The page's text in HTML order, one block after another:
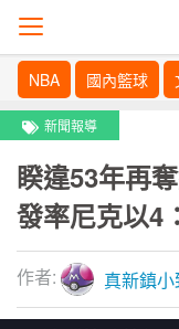
NBA 國內籃球
新聞報導
睽違53年再
發率尼克以4
作者: 真新鎮小